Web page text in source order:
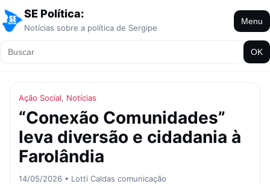
SE Política:
Notícias sobre a política de Sergipe
Menu
OK
Ação Social, Notícias
“Conexão Comunidades”
leva diversão e cidadania à
Farolândia
14/05/2026 • Lotti Caldas comunicação